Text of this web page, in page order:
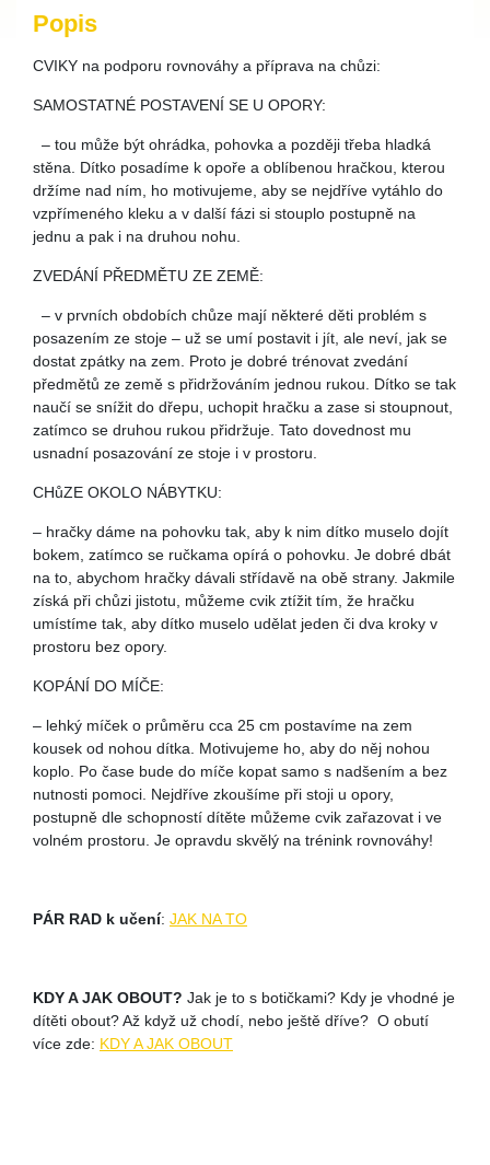
Popis
CVIKY na podporu rovnováhy a příprava na chůzi:
SAMOSTATNÉ POSTAVENÍ SE U OPORY:
– tou může být ohrádka, pohovka a později třeba hladká
stěna. Dítko posadíme k opoře a oblíbenou hračkou, kterou
držíme nad ním, ho motivujeme, aby se nejdříve vytáhlo do
vzpřímeného kleku a v další fázi si stouplo postupně na
jednu a pak i na druhou nohu.
ZVEDÁNÍ PŘEDMĚTU ZE ZEMĚ:
– v prvních obdobích chůze mají některé děti problém s
posazením ze stoje – už se umí postavit i jít, ale neví, jak se
dostat zpátky na zem. Proto je dobré trénovat zvedání
předmětů ze země s přidržováním jednou rukou. Dítko se tak
naučí se snížit do dřepu, uchopit hračku a zase si stoupnout,
zatímco se druhou rukou přidržuje. Tato dovednost mu
usnadní posazování ze stoje i v prostoru.
CHůZE OKOLO NÁBYTKU:
– hračky dáme na pohovku tak, aby k nim dítko muselo dojít
bokem, zatímco se ručkama opírá o pohovku. Je dobré dbát
na to, abychom hračky dávali střídavě na obě strany. Jakmile
získá při chůzi jistotu, můžeme cvik ztížit tím, že hračku
umístíme tak, aby dítko muselo udělat jeden či dva kroky v
prostoru bez opory.
KOPÁNÍ DO MÍČE:
– lehký míček o průměru cca 25 cm postavíme na zem
kousek od nohou dítka. Motivujeme ho, aby do něj nohou
koplo. Po čase bude do míče kopat samo s nadšením a bez
nutnosti pomoci. Nejdříve zkoušíme při stoji u opory,
postupně dle schopností dítěte můžeme cvik zařazovat i ve
volném prostoru. Je opravdu skvělý na trénink rovnováhy!
PÁR RAD k učení: JAK NA TO
KDY A JAK OBOUT? Jak je to s botičkami? Kdy je vhodné je
dítěti obout? Až když už chodí, nebo ještě dříve? O obutí
více zde: KDY A JAK OBOUT